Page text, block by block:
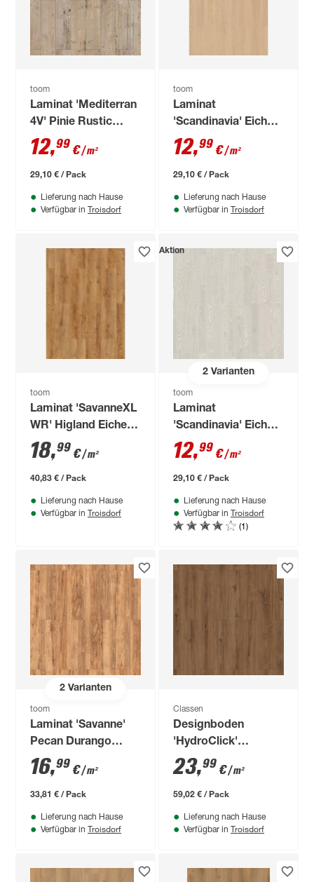
toom
Laminat 'Mediterran
4V' Pinie Rustic
piniefarben 7 mm
12,99 €/ m²
29,10 € / Pack
Lieferung nach Hause
Verfügbar in Troisdorf
toom
Laminat
'Scandinavia' Eiche
Valley naturfarben 7
mm
12,99 €/ m²
29,10 € / Pack
Lieferung nach Hause
Verfügbar in Troisdorf
toom
Laminat 'SavanneXL
WR' Higland Eiche
naturfarben
wasserresistent 8
mm
18,99 €/ m²
40,83 € / Pack
Lieferung nach Hause
Verfügbar in Troisdorf
2Varianten
Aktion
toom
Laminat
'Scandinavia' Eiche
weiß 7 mm
12,99 €/ m²
29,10 € / Pack
Lieferung nach Hause
Verfügbar in Troisdorf
(1)
2Varianten
toom
Laminat 'Savanne'
Pecan Durango
braun 8 mm
16,99 €/ m²
33,81 € / Pack
Lieferung nach Hause
Verfügbar in Troisdorf
Classen
Designboden
'HydroClick'
Traubeneiche
wasserresistent 9
mm
23,99 €/ m²
59,02 € / Pack
Lieferung nach Hause
Verfügbar in Troisdorf